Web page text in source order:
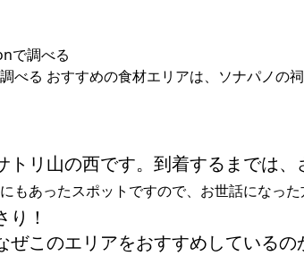
で調べる
べる おすすめの食材エリアは、ソナパノ
トリ山の西です。到着するまでは、
もあったスポットですので、お世話になった
！
ぜこのエリアをおすすめしている